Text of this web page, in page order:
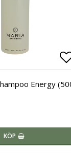
Energy
KÖP